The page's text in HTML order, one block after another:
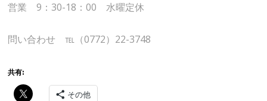
営業 9：30-18：00 水曜定休
問い合わせ ℡（0772）22-3748
共有:
その他